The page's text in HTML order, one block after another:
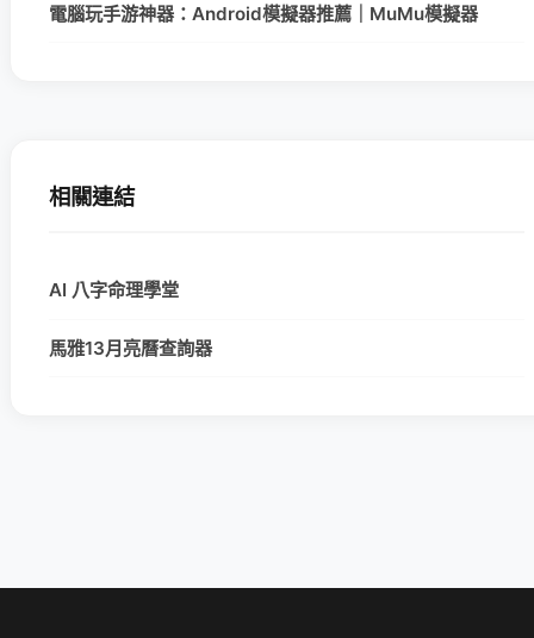
電腦玩手游神器：Android模擬器推薦｜MuMu模擬器
相關連結
AI 八字命理學堂
馬雅13月亮曆查詢器